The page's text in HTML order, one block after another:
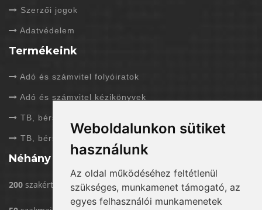
Weboldalunkon sütiket
használunk
Az oldal működéséhez feltétlenül
szükséges, munkamenet támogató, az
egyes felhasználói munkamenetek
Szerzői jogok
Adatvédelem
Termékeink
Adó és számvitel folyóiratok
Adó és számvitel kézikönyvek
TB, bérszámfejtés folyóiratok
TB, bérszámfejtés kézikönyvek
Néhány adat rólunk
200 szakértővel dolgozunk